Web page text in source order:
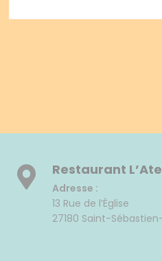
Restaurant
Adresse :
13 Rue de l’Église
27180 Saint-